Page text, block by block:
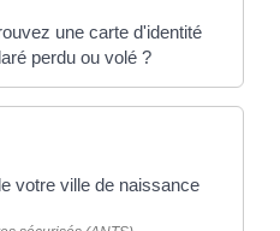
une carte d'identité
perdu ou volé ?
votre ville de naissance